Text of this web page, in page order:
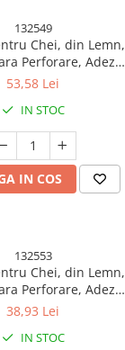
132549
Chei, din Lemn,
Perforare, Adeziv
Carlige Albe, Model
x 23 cm, Maro
53,58 Lei
IN STOC
IN COS
132553
Chei, din Lemn,
Perforare, Adeziv
Negre, Model
x 2 x 22.5 cm, Maro
38,93 Lei
IN STOC